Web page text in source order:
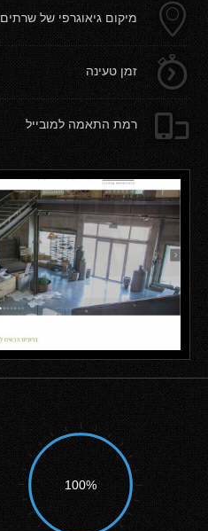
c מיקום גיאוגרפי של שרתים
d זמן טעינה
e רמת התאמה למובייל
100%